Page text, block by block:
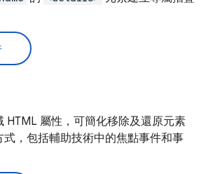
HTML 屬性，可簡化移除及還原元素
，包括輔助技術中的焦點事件和事